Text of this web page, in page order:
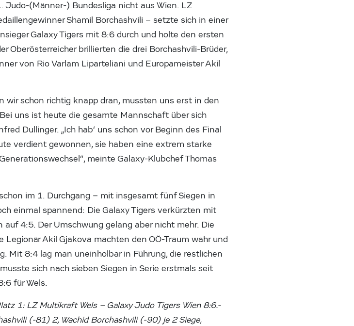
(Männer-) Bundesliga nicht aus Wien. LZ
Shamil Borchashvili – setzte sich in einer
Galaxy Tigers mit 8:6 durch und holte den ersten
Oberösterreicher brillierten die drei Borchashvili-Brüder,
von Rio Varlam Liparteliani und Europameister Akil
wir schon richtig knapp dran, mussten uns erst in den
uns ist heute die gesamte Mannschaft über sich
Dullinger. „Ich hab‘ uns schon vor Beginn des Final
verdient gewonnen, sie haben eine extrem starke
meinte Galaxy-Klubchef Thomas
im 1. Durchgang – mit insgesamt fünf Siegen in
einmal spannend: Die Galaxy Tigers verkürzten mit
4:5. Der Umschwung gelang aber nicht mehr. Die
Legionär Akil Gjakova machten den OÖ-Traum wahr und
Mit 8:4 lag man uneinholbar in Führung, die restlichen
sich nach sieben Siegen in Serie erstmals seit
für Wels.
1: LZ Multikraft Wels – Galaxy Judo Tigers Wien 8:6.-
(-81) 2, Wachid Borchashvili (-90) je 2 Siege,